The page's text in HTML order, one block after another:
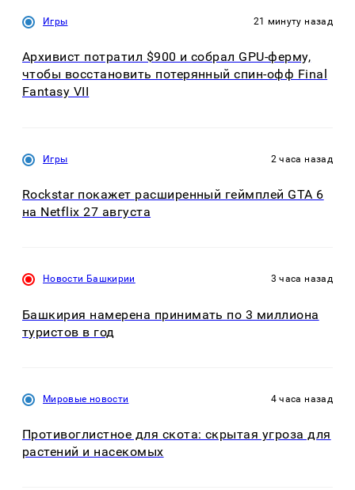
Игры 21 минуту назад
Архивист потратил $900 и собрал GPU-ферму,
чтобы восстановить потерянный спин-офф Final
Fantasy VII
Игры 2 часа назад
Rockstar покажет расширенный геймплей GTA 6
на Netflix 27 августа
Новости Башкирии 3 часа назад
Башкирия намерена принимать по 3 миллиона
туристов в год
Мировые новости 4 часа назад
Противоглистное для скота: скрытая угроза для
растений и насекомых